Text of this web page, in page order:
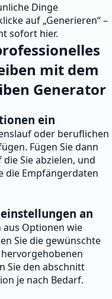
Dinge
auf „Generieren“ –
sofort hier.
mit dem
Generator
ein
oder beruflichen
Fügen Sie dann
Sie abzielen, und
die Empfängerdaten
an
aus Optionen wie
Sie die gewünschte
Sie den abschnitt
je nach Bedarf.